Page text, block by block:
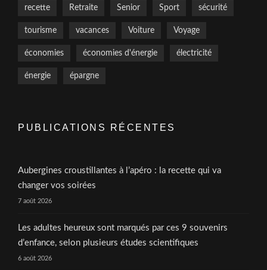
recette Retraite Senior Sport sécurité
tourisme vacances Voiture Voyage
économies économies d'énergie électricité
énergie épargne
PUBLICATIONS RÉCENTES
Aubergines croustillantes à l’apéro : la recette qui va
changer vos soirées
7 août 2026
Les adultes heureux sont marqués par ces 9 souvenirs
d’enfance, selon plusieurs études scientifiques
6 août 2026